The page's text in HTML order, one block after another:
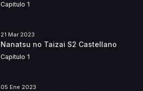
Capitulo 1
21 Mar 2023
Nanatsu no Taizai S2 Castellano
Capitulo 1
05 Ene 2023